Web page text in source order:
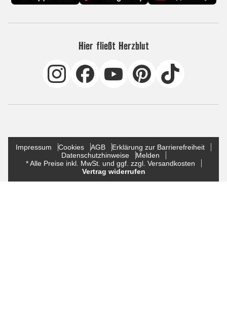
Hier fließt Herzblut
Impressum Cookies AGB
Erklärung zur Barrierefreiheit
Datenschutzhinweise
Melden
* Alle Preise inkl. MwSt. und ggf. zzgl. Versandkosten
Vertrag widerrufen